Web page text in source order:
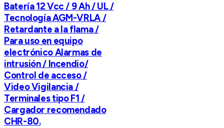
Batería 12 Vcc / 9 Ah / UL /
Tecnología AGM-VRLA /
Retardante a la flama /
Para uso en equipo
electrónico Alarmas de
intrusión / Incendio/
Control de acceso /
Video Vigilancia /
Terminales tipo F1 /
Cargador recomendado
CHR-80.